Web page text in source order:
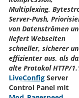
Multiplexing,
Server-Push,
von Datenströmen
liefert Webseiten
schneller, sicherer
effizienter aus, als
alte Protokol HTTP/
LiveConfig Server
Control Panel mit